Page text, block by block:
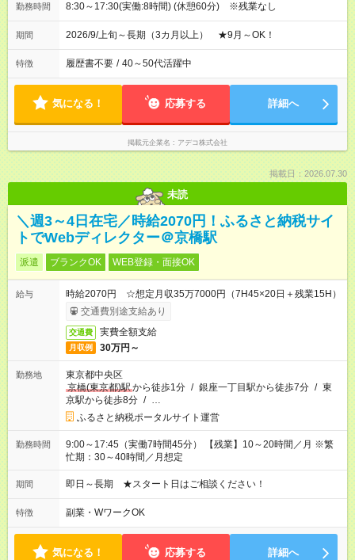
勤務時間 8:30～17:30(実働:8時間) (休憩60分) ※残業なし
期間 2026/9/上旬～長期（3カ月以上） ★9月～OK！
特徴 履歴書不要 / 40～50代活躍中
気になる！ 応募する 詳細へ
掲載元企業名 アデコ株式会社
掲載日：2026.07.30
未読
＼週3～4日在宅／時給2070円！ふるさと納税サイ
トでWebディレクター＠京橋駅
派遣 ブランクOK WEB登録・面接OK
給与
時給2070円 ☆想定月収35万7000円（7H45×20日＋残業15H）
交通費別途支給あり
交通費 実費全額支給
月収例 30万円～
勤務地
東京都中央区
京橋(東京都)駅から徒歩1分 / 銀座一丁目駅から徒歩7分 / 東
京駅から徒歩8分 / …
ふるさと納税ポータルサイト運営
勤務時間
9:00～17:45（実働7時間45分） 【残業】10～20時間／月 ※繁
忙期：30～40時間／月想定
期間 即日～長期 ★スタート日はご相談ください！
特徴 副業・WワークOK
気になる！ 応募する 詳細へ